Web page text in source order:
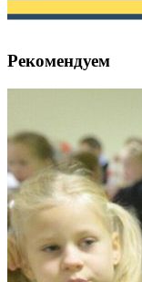
Рекомендуем